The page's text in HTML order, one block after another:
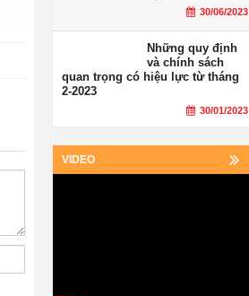
30/06/2023
Những quy định
và chính sách
quan trọng có hiệu lực từ tháng
2-2023
30/01/2023
VIDEO